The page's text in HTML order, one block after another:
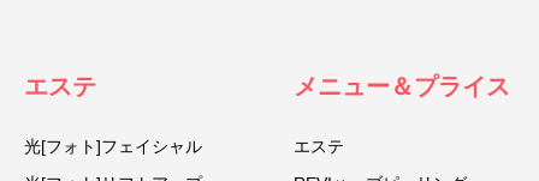
エステ
光[フォト]フェイシャル
メニュー＆プライス
エステ